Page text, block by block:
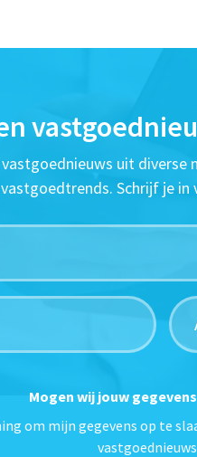
uit diverse
Schrijf je
Mogen wij jouw
om mijn gegevens op te